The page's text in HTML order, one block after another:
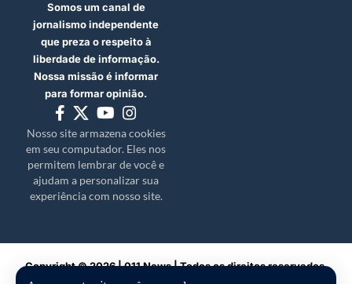
Somos um canal de
jornalismo independente
que preza o respeito à
liberdade de informação.
Nossa missão é informar
para formar opinião.
Nosso site armazena cookies
em seu computador. Eles nos
permitem lembrar de você e
ajudam a personalizar sua
experiência com nosso site.
Copyright © 2026 | 011 News | Todos os direitos reservados.